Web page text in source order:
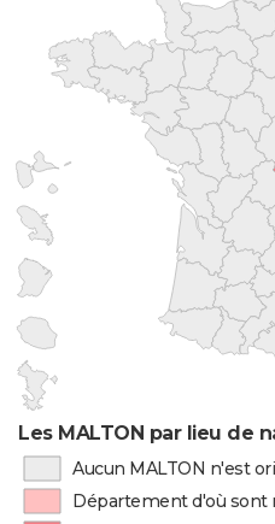
Les MALTON par lieu de
Aucun MALTON n'est
Département d'où sont